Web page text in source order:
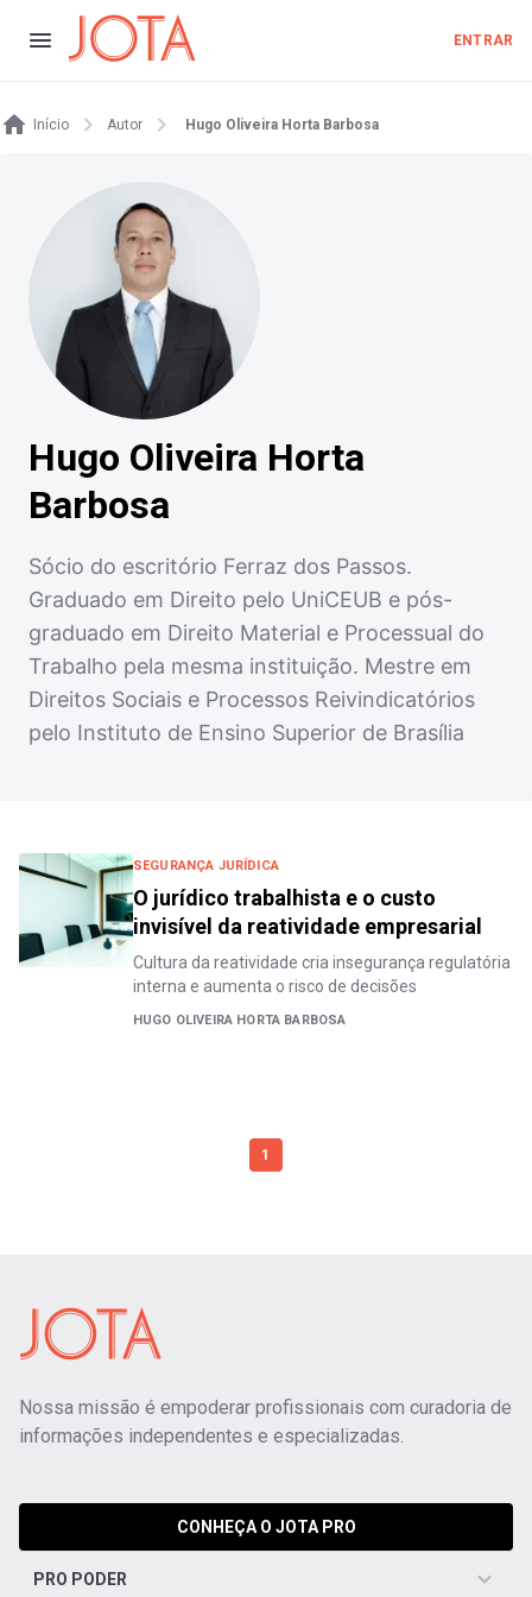
ENTRAR
Início Autor Hugo Oliveira Horta Barbosa
Hugo Oliveira Horta
Barbosa
Sócio do escritório Ferraz dos Passos.
Graduado em Direito pelo UniCEUB e pós-
graduado em Direito Material e Processual do
Trabalho pela mesma instituição. Mestre em
Direitos Sociais e Processos Reivindicatórios
pelo Instituto de Ensino Superior de Brasília
SEGURANÇA JURÍDICA
O jurídico trabalhista e o custo
invisível da reatividade empresarial
Cultura da reatividade cria insegurança regulatória
interna e aumenta o risco de decisões
HUGO OLIVEIRA HORTA BARBOSA
1
Nossa missão é empoderar profissionais com curadoria de
informações independentes e especializadas.
CONHEÇA O JOTA PRO
PRO PODER